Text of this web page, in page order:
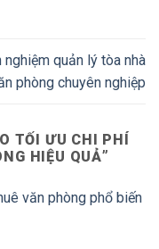
nghiệm quản lý tòa nhà
phòng chuyên nghiệp
TỐI ƯU CHI PHÍ
HIỆU QUẢ”
văn phòng phổ biến